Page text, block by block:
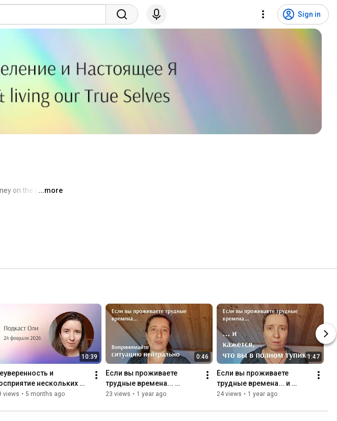
Sign in
on the planet.
...more
10:39
и
нескольких
- Подкаст Оли
views • 5 months ago
0:46
Если вы проживаете
трудные времена...
постарайтесь
происходящее
23 views • 1 year ago
1:47
Если вы проживаете
трудные времена... и
кажется, что в полном
заклинило
24 views • 1 year ago